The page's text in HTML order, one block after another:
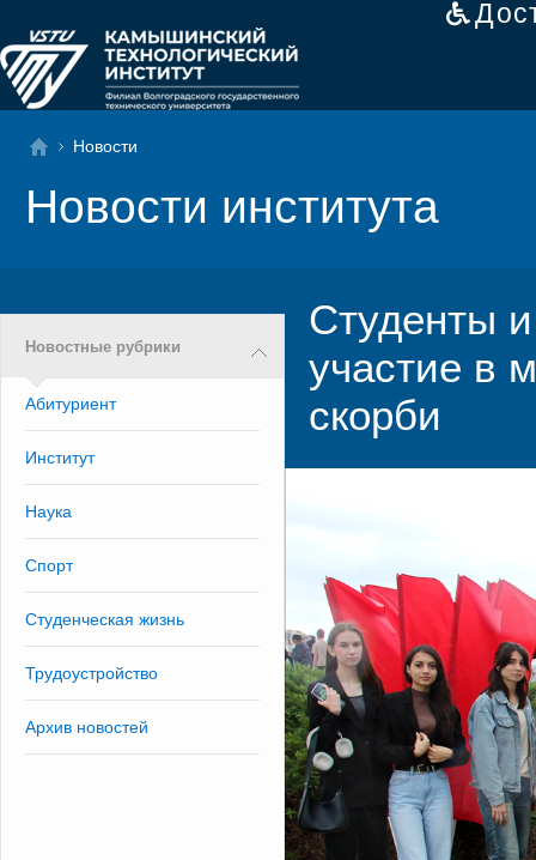
Новости
Новости института
Новостные рубрики
Абитуриент
Институт
Наука
Спорт
Студенческая жизнь
Трудоустройство
Архив новостей
Студенты
участие в
скорби